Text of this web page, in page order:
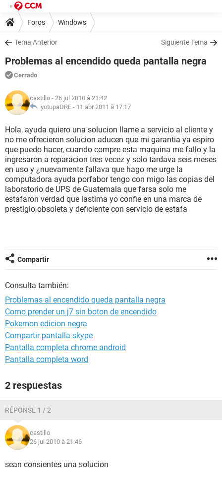
Foros Windows
Tema Anterior Siguiente Tema
Problemas al encendido queda pantalla negra
Cerrado
castillo - 26 jul 2010 à 21:42
yotupaDRE - 11 abr 2011 à 17:17
Hola, ayuda quiero una solucion llame a servicio al cliente y
no me ofrecieron solucion aducen que mi garantia ya espiro
que puedo hacer, cuando compre esta maquina me fallo y la
ingresaron a reparacion tres vecez y solo tardava seis meses
en uso y ¿nuevamente fallava que hago me urge la
computadora ayuda porfabor tengo con migo las copias del
laboratorio de UPS de Guatemala que farsa solo me
estafaron verdad que lastima yo confie en una marca de
prestigio obsoleta y deficiente con servicio de estafa
Compartir
Consulta también:
Problemas al encendido queda pantalla negra
Como prender un j7 sin boton de encendido
Pokemon edicion negra
Compartir pantalla skype
Pantalla completa chrome android
Pantalla completa word
2 respuestas
RÉPONSE 1 / 2
castillo
26 jul 2010 à 21:46
sean consientes una solucion